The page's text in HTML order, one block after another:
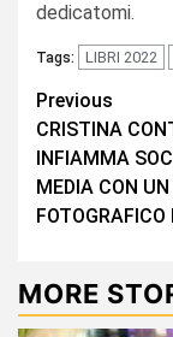
dedicatomi.
Tags: LIBRI 2022
Previous
CRISTINA
INFIAMMA
MEDIA CON
FOTOGRAFICO
MORE